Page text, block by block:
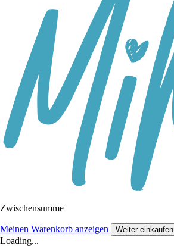
Zwischensumme
Meinen Warenkorb anzeigen Weiter einkaufen
Loading...